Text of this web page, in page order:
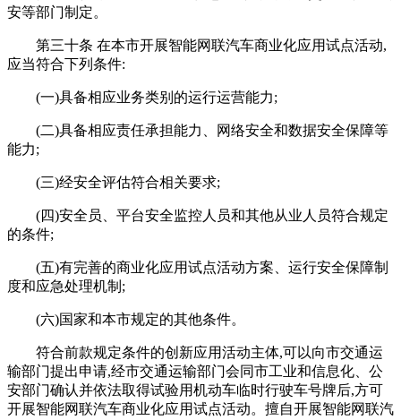
安等部门制定。
第三十条 在本市开展智能网联汽车商业化应用试点活动,
应当符合下列条件:
(一)具备相应业务类别的运行运营能力;
(二)具备相应责任承担能力、网络安全和数据安全保障等
能力;
(三)经安全评估符合相关要求;
(四)安全员、平台安全监控人员和其他从业人员符合规定
的条件;
(五)有完善的商业化应用试点活动方案、运行安全保障制
度和应急处理机制;
(六)国家和本市规定的其他条件。
符合前款规定条件的创新应用活动主体,可以向市交通运
输部门提出申请,经市交通运输部门会同市工业和信息化、公
安部门确认并依法取得试验用机动车临时行驶车号牌后,方可
开展智能网联汽车商业化应用试点活动。擅自开展智能网联汽